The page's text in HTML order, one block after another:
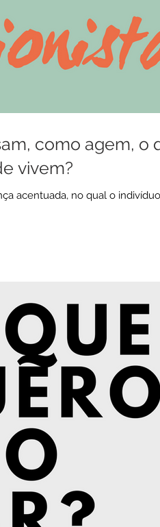
como agem, o
vivem?
acentuada, no qual o indivíduo